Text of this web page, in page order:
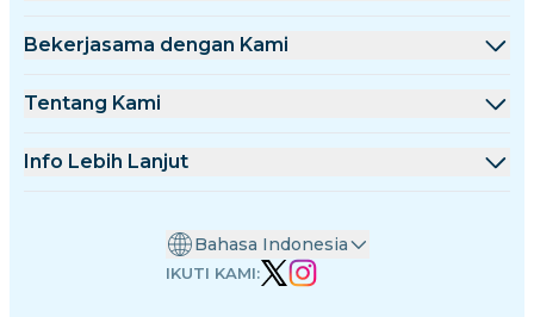
Amerika Serikat
Prancis
Bekerjasama dengan Kami
Platform Grosir
Dokumentasi API
Tentang Kami
Tentang iRoamly
Info Lebih Lanjut
Bahasa Indonesia
IKUTI KAMI: